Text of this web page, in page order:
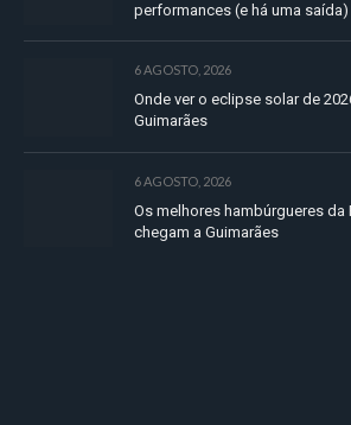
performances (e há uma saída)
6 AGOSTO, 2026
Onde ver o eclipse solar de
Guimarães
6 AGOSTO, 2026
Os melhores hambúrgueres da
chegam a Guimarães